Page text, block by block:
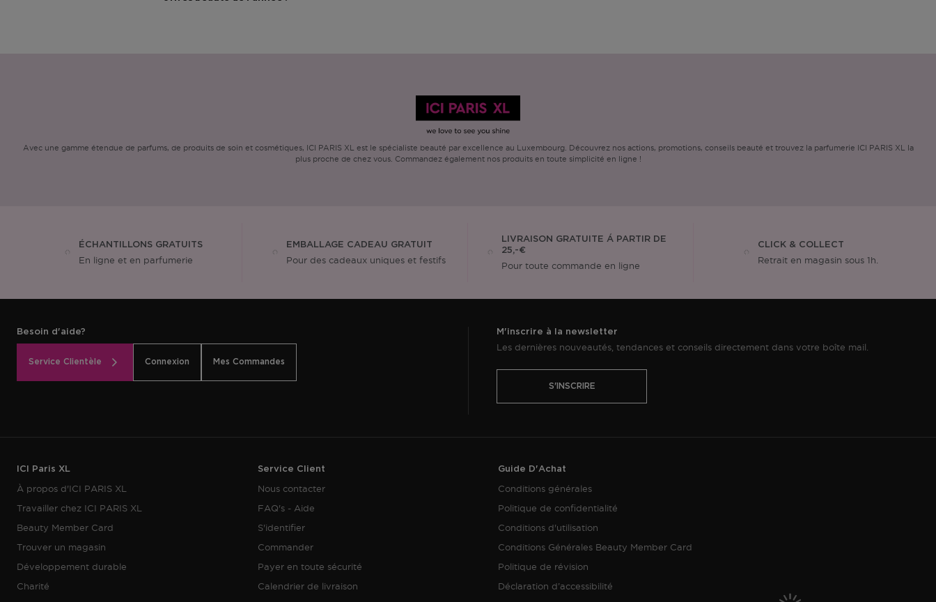
Avec une gamme étendue de parfums, de produits de soin et cosmétiques, ICI PARIS XL est le spécialiste beauté par excellence au Luxembourg. Découvrez nos actions, promotions, conseils beauté et trouvez la parfumerie ICI PARIS XL la
plus proche de chez vous. Commandez également nos produits en toute simplicité en ligne !
ÉCHANTILLONS GRATUITS
En ligne et en parfumerie
EMBALLAGE CADEAU GRATUIT
Pour des cadeaux uniques et festifs
LIVRAISON GRATUITE Á PARTIR DE
25,-€
Pour toute commande en ligne
CLICK & COLLECT
Retrait en magasin sous 1h.
Besoin d'aide?
Service Clientèle Connexion Mes Commandes
M'inscrire à la newsletter
Les dernières nouveautés, tendances et conseils directement dans votre boîte mail.
S'INSCRIRE
ICI Paris XL
À propos d'ICI PARIS XL
Travailler chez ICI PARIS XL
Beauty Member Card
Trouver un magasin
Développement durable
Charité
Service Client
Nous contacter
FAQ's - Aide
S'identifier
Commander
Payer en toute sécurité
Calendrier de livraison
Guide D'Achat
Conditions générales
Politique de confidentialité
Conditions d'utilisation
Conditions Générales Beauty Member Card
Politique de révision
Déclaration d’accessibilité